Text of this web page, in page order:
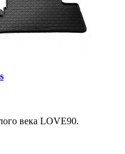
века LOVE90.